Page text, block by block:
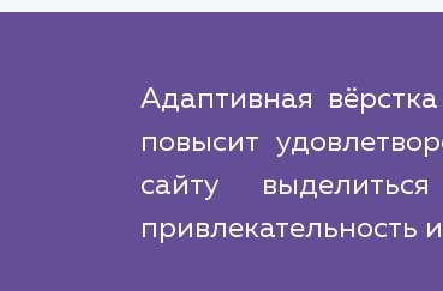
Адаптивная
повысит
сайту
привлекательность